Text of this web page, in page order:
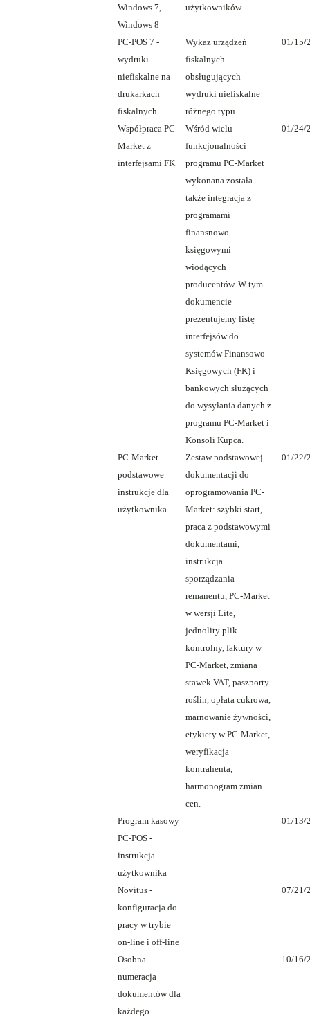
Windows 7,
Windows 8
użytkowników
PC-POS 7 -
wydruki
niefiskalne na
drukarkach
fiskalnych
Wykaz urządzeń
fiskalnych
obsługujących
wydruki niefiskalne
różnego typu
01/15/
Współpraca PC-
Market z
interfejsami FK
Wśród wielu
funkcjonalności
programu PC-Market
wykonana została
także integracja z
programami
finansnowo -
księgowymi
wiodących
producentów. W tym
dokumencie
prezentujemy listę
interfejsów do
systemów Finansowo-
Księgowych (FK) i
bankowych służących
do wysyłania danych z
programu PC-Market i
Konsoli Kupca.
01/24/
PC-Market -
podstawowe
instrukcje dla
użytkownika
Zestaw podstawowej
dokumentacji do
oprogramowania PC-
Market: szybki start,
praca z podstawowymi
dokumentami,
instrukcja
sporządzania
remanentu, PC-Market
w wersji Lite,
jednolity plik
kontrolny, faktury w
PC-Market, zmiana
stawek VAT, paszporty
roślin, opłata cukrowa,
marnowanie żywności,
etykiety w PC-Market,
weryfikacja
kontrahenta,
harmonogram zmian
cen.
01/22/
Program kasowy
PC-POS -
instrukcja
użytkownika
01/13/
Novitus -
konfiguracja do
pracy w trybie
on-line i off-line
07/21/
Osobna
numeracja
dokumentów dla
każdego
10/16/